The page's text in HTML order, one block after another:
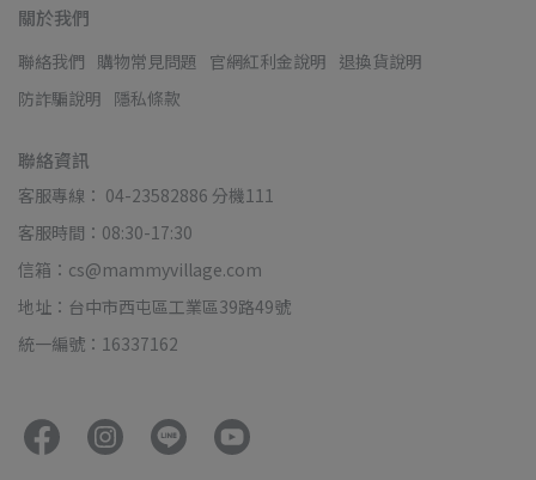
關於我們
聯絡我們 購物常見問題 官網紅利金說明 退換貨說明
防詐騙說明 隱私條款
聯絡資訊
客服專線： 04-23582886 分機111
客服時間：08:30-17:30
信箱：cs@mammyvillage.com
地址：台中市西屯區工業區39路49號
統一編號：16337162